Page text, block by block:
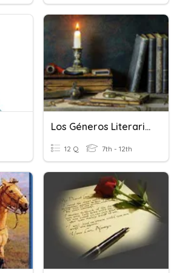
Los Géneros Literarios
12 Q 7th - 12th